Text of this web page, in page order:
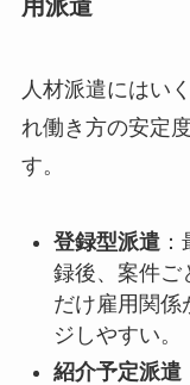
用派遣
人材派遣にはい
れ働き方の安定
す。
登録型派遣：
録後、案件ご
だけ雇用関係
ジしやすい。
紹介予定派遣